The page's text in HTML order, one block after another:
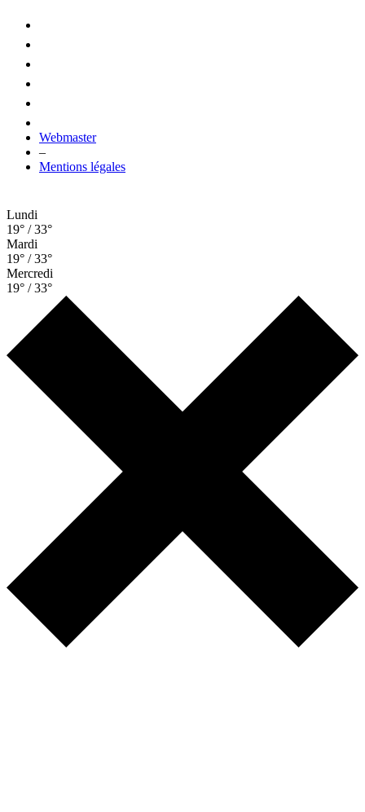
Webmaster
–
Mentions légales
Lundi
19° / 33°
Mardi
19° / 33°
Mercredi
19° / 33°